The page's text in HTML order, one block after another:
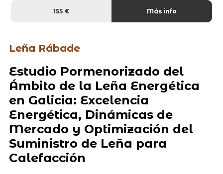
155 € Más info
Leña Rábade
Estudio Pormenorizado del
Ámbito de la Leña Energética
en Galicia: Excelencia
Energética, Dinámicas de
Mercado y Optimización del
Suministro de Leña para
Calefacción